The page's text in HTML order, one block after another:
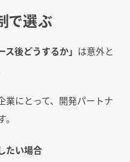
で選ぶ
ス後どうするか」 は意外と
業にとって、開発パートナ
たい場合